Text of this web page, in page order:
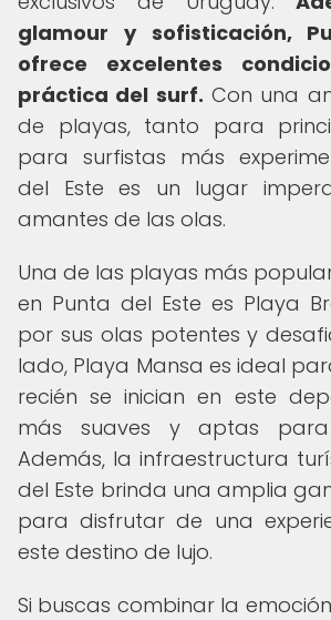
glamour y sofisticación,
ofrece excelentes
práctica del surf. Con una
de playas, tanto para
para surfistas más
del Este es un lugar
amantes de las olas.
Una de las playas más
en Punta del Este es Playa
por sus olas potentes y
lado, Playa Mansa es ideal
recién se inician en este
más suaves y aptas para
Además, la infraestructura
del Este brinda una amplia
para disfrutar de una
este destino de lujo.
Si buscas combinar la